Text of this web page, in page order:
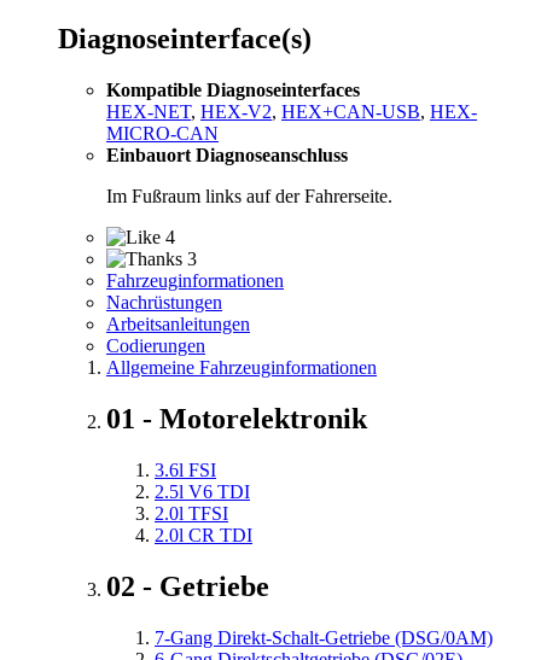
Diagnoseinterface(s)
Kompatible Diagnoseinterfaces
HEX-NET, HEX-V2, HEX+CAN-USB, HEX-
MICRO-CAN
Einbauort Diagnoseanschluss
Im Fußraum links auf der Fahrerseite.
4
3
Fahrzeuginformationen
Nachrüstungen
Arbeitsanleitungen
Codierungen
Allgemeine Fahrzeuginformationen
01 - Motorelektronik
3.6l FSI
2.5l V6 TDI
2.0l TFSI
2.0l CR TDI
02 - Getriebe
7-Gang Direkt-Schalt-Getriebe (DSG/0AM)